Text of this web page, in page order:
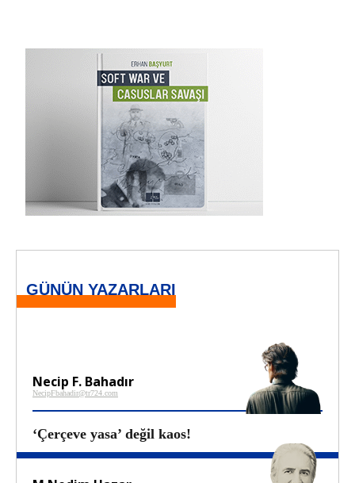
GÜNÜN YAZARLARI
Necip F. Bahadır
NecipFbahadir@tr724.com
‘Çerçeve yasa’ değil kaos!